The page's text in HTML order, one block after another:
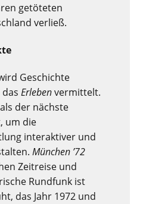
getöteten
verließ.
Geschichte
dasErlebenvermittelt.
der nächste
um die
interaktiver und
München ’72
Zeitreise und
Rundfunk ist
das Jahr 1972 und